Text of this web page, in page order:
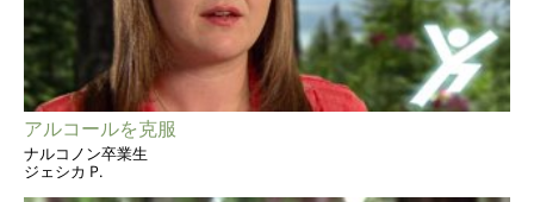
アルコールを克服
ナルコノン卒業生
ジェシカ P.